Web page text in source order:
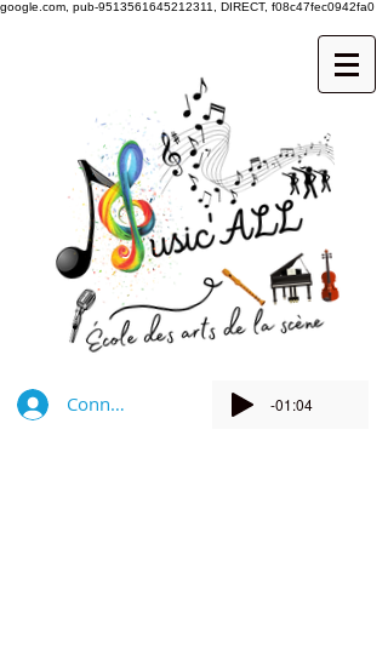
google.com, pub-9513561645212311, DIRECT, f08c47fec0942fa0
Connexion -01:04